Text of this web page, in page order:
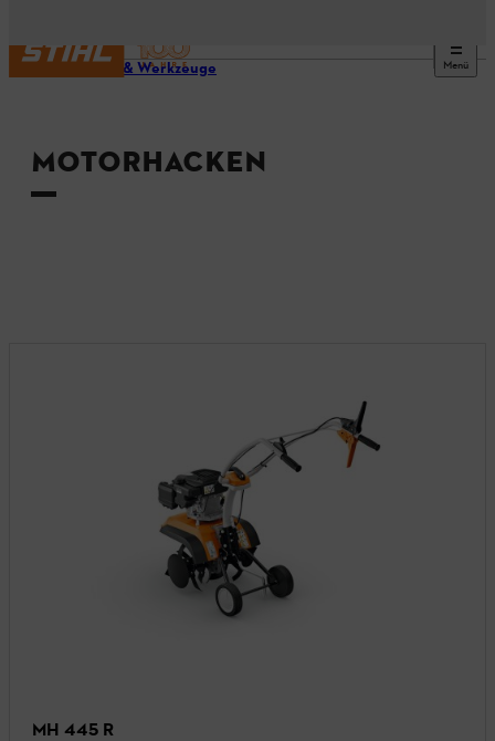
Menü
Geräte & Werkzeuge
MOTORHACKEN
MH 445 R